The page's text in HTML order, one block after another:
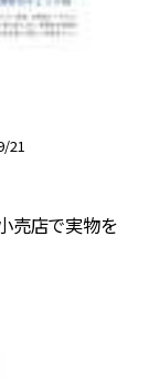
21
売店で実物を